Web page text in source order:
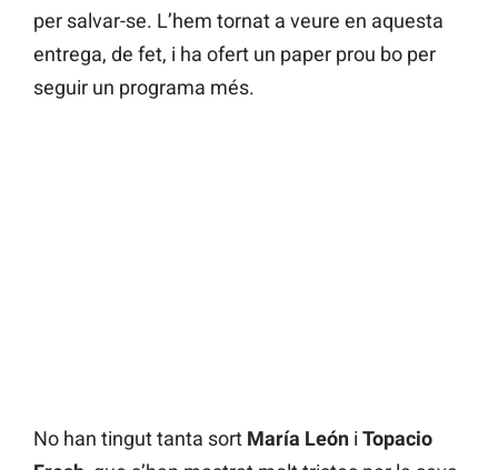
per salvar-se. L’hem tornat a veure en aquesta
entrega, de fet, i ha ofert un paper prou bo per
seguir un programa més.
No han tingut tanta sort María León i Topacio